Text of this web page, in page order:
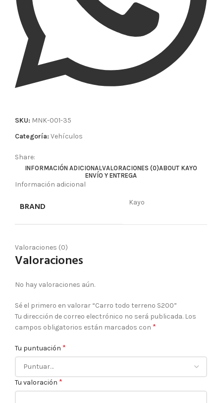
SKU: MNK-001-35
Categoría: Vehículos
Share:
INFORMACIÓN ADICIONALVALORACIONES (0)ABOUT KAYO
ENVÍO Y ENTREGA
Información adicional
BRAND Kayo
Valoraciones (0)
Valoraciones
No hay valoraciones aún.
Sé el primero en valorar “Carro todo terreno S200”
Tu dirección de correo electrónico no será publicada. Los
campos obligatorios están marcados con *
Tu puntuación *
Tu valoración *